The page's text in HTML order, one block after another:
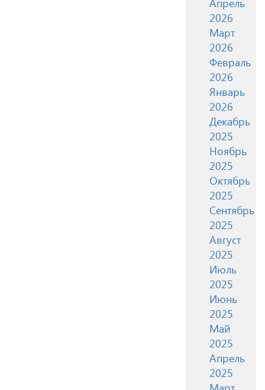
2026
Март
2026
Февраль
2026
Январь
2026
Декабрь
2025
Ноябрь
2025
Октябрь
2025
Сентябрь
2025
Август
2025
Июль
2025
Июнь
2025
Май
2025
Апрель
2025